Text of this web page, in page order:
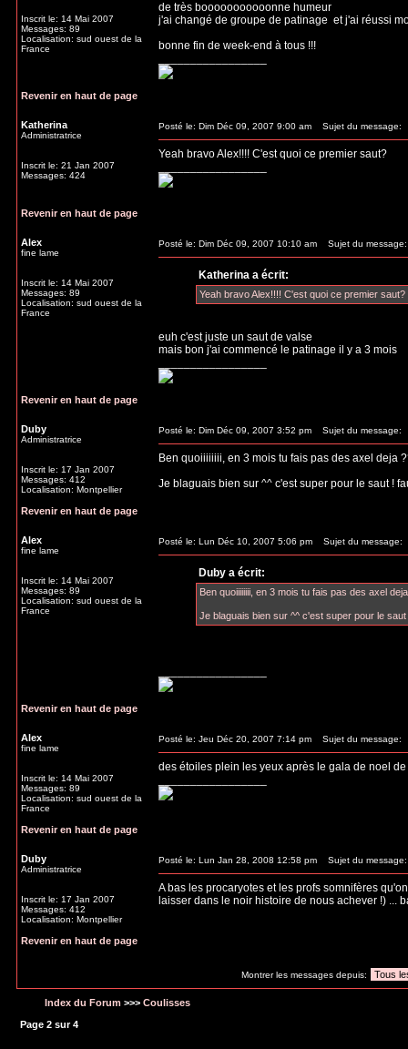
Inscrit le: 14 Mai 2007
Messages: 89
Localisation: sud ouest de la
France
de très booooooooooonne humeur
j'ai changé de groupe de patinage et j'ai réussi
bonne fin de week-end à tous !!!
Revenir en haut de page
Katherina
Administratrice
Inscrit le: 21 Jan 2007
Messages: 424
Posté le: Dim Déc 09, 2007 9:00 am Sujet du message:
Yeah bravo Alex!!!! C'est quoi ce premier saut?
Revenir en haut de page
Alex
fine lame
Inscrit le: 14 Mai 2007
Messages: 89
Localisation: sud ouest de la
France
Posté le: Dim Déc 09, 2007 10:10 am Sujet du message:
Katherina a écrit:
Yeah bravo Alex!!!! C'est quoi ce premier saut?
euh c'est juste un saut de valse
mais bon j'ai commencé le patinage il y a 3 mois
Revenir en haut de page
Duby
Administratrice
Inscrit le: 17 Jan 2007
Messages: 412
Localisation: Montpellier
Posté le: Dim Déc 09, 2007 3:52 pm Sujet du message:
Ben quoiiiiiiii, en 3 mois tu fais pas des axel deja
Je blaguais bien sur ^^ c'est super pour le saut !
Revenir en haut de page
Alex
fine lame
Inscrit le: 14 Mai 2007
Messages: 89
Localisation: sud ouest de la
France
Posté le: Lun Déc 10, 2007 5:06 pm Sujet du message:
Duby a écrit:
Ben quoiiiiiiii, en 3 mois tu fais pas des axel
Je blaguais bien sur ^^ c'est super pour le
Revenir en haut de page
Alex
fine lame
Inscrit le: 14 Mai 2007
Messages: 89
Localisation: sud ouest de la
France
Posté le: Jeu Déc 20, 2007 7:14 pm Sujet du message:
des étoiles plein les yeux après le gala de noel
Revenir en haut de page
Duby
Administratrice
Inscrit le: 17 Jan 2007
Messages: 412
Localisation: Montpellier
Posté le: Lun Jan 28, 2008 12:58 pm Sujet du message:
A bas les procaryotes et les profs somnifères
laisser dans le noir histoire de nous achever !) ...
Revenir en haut de page
Montrer les messages depuis:
Index du Forum >>> Coulisses
Page 2 sur4